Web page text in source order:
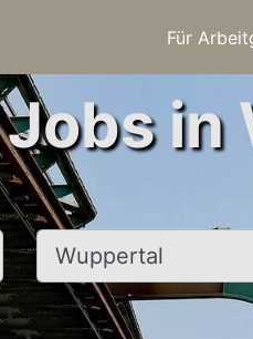
Für
Ort, Stadt